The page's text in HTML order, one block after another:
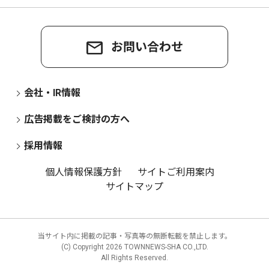
お問い合わせ
会社・IR情報
広告掲載をご検討の方へ
採用情報
個人情報保護方針
サイトご利用案内
サイトマップ
当サイト内に掲載の記事・写真等の無断転載を禁止します。
(C) Copyright 2026 TOWNNEWS-SHA CO.,LTD.
All Rights Reserved.